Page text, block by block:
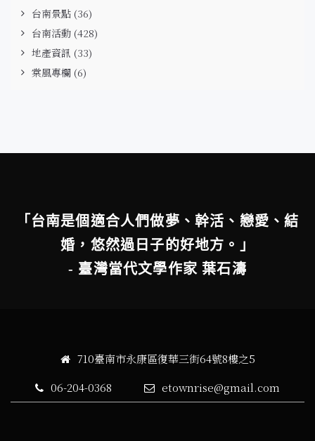
台南景點 (36)
台南活動 (428)
地產資訊 (33)
棠風專欄 (6)
「台南是個適合人們做夢、幹活、戀愛、結
婚，悠然過日子的好地方。」
- 臺灣當代文學作家 葉石濤
710臺南市永康區復華三街64號8樓之5
06-204-0368
etownrise@gmail.com